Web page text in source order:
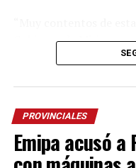
Gobierno de Misiones
y el
venta de los vuelos
con Posadas a partir
El directivo explicó que
disponibles contarifas
PROVINCIALES
Emipa acusó